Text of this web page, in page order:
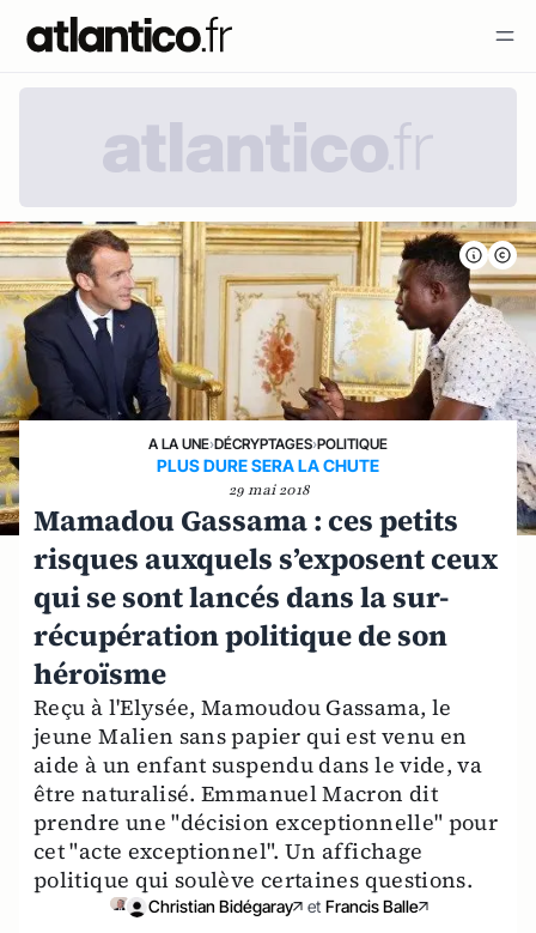
A LA UNE›DÉCRYPTAGES›POLITIQUE
PLUS DURE SERA LA CHUTE
29 mai 2018
Mamadou Gassama : ces petits
risques auxquels s’exposent ceux
qui se sont lancés dans la sur-
récupération politique de son
héroïsme
Reçu à l'Elysée, Mamoudou Gassama, le
jeune Malien sans papier qui est venu en
aide à un enfant suspendu dans le vide, va
être naturalisé. Emmanuel Macron dit
prendre une "décision exceptionnelle" pour
cet "acte exceptionnel". Un affichage
politique qui soulève certaines questions.
Christian Bidégaray et Francis Balle